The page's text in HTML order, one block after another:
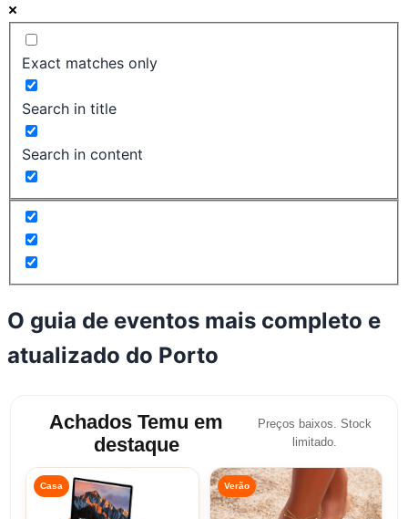
Exact matches only
Search in title
Search in content
O guia de eventos mais completo e
atualizado do Porto
Achados Temu em
destaque
Preços baixos. Stock
limitado.
Casa Verão